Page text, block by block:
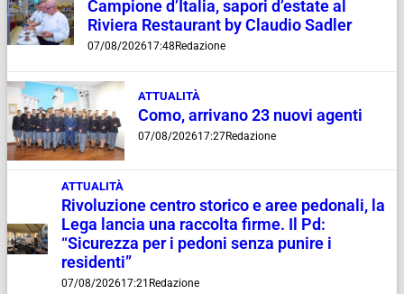
Campione d’Italia, sapori d’estate al
Riviera Restaurant by Claudio Sadler
07/08/202617:48 Redazione
ATTUALITÀ
Como, arrivano 23 nuovi agenti
07/08/202617:27Redazione
ATTUALITÀ
Rivoluzione centro storico e aree pedonali, la
Lega lancia una raccolta firme. Il Pd:
“Sicurezza per i pedoni senza punire i
residenti”
07/08/202617:21 Redazione